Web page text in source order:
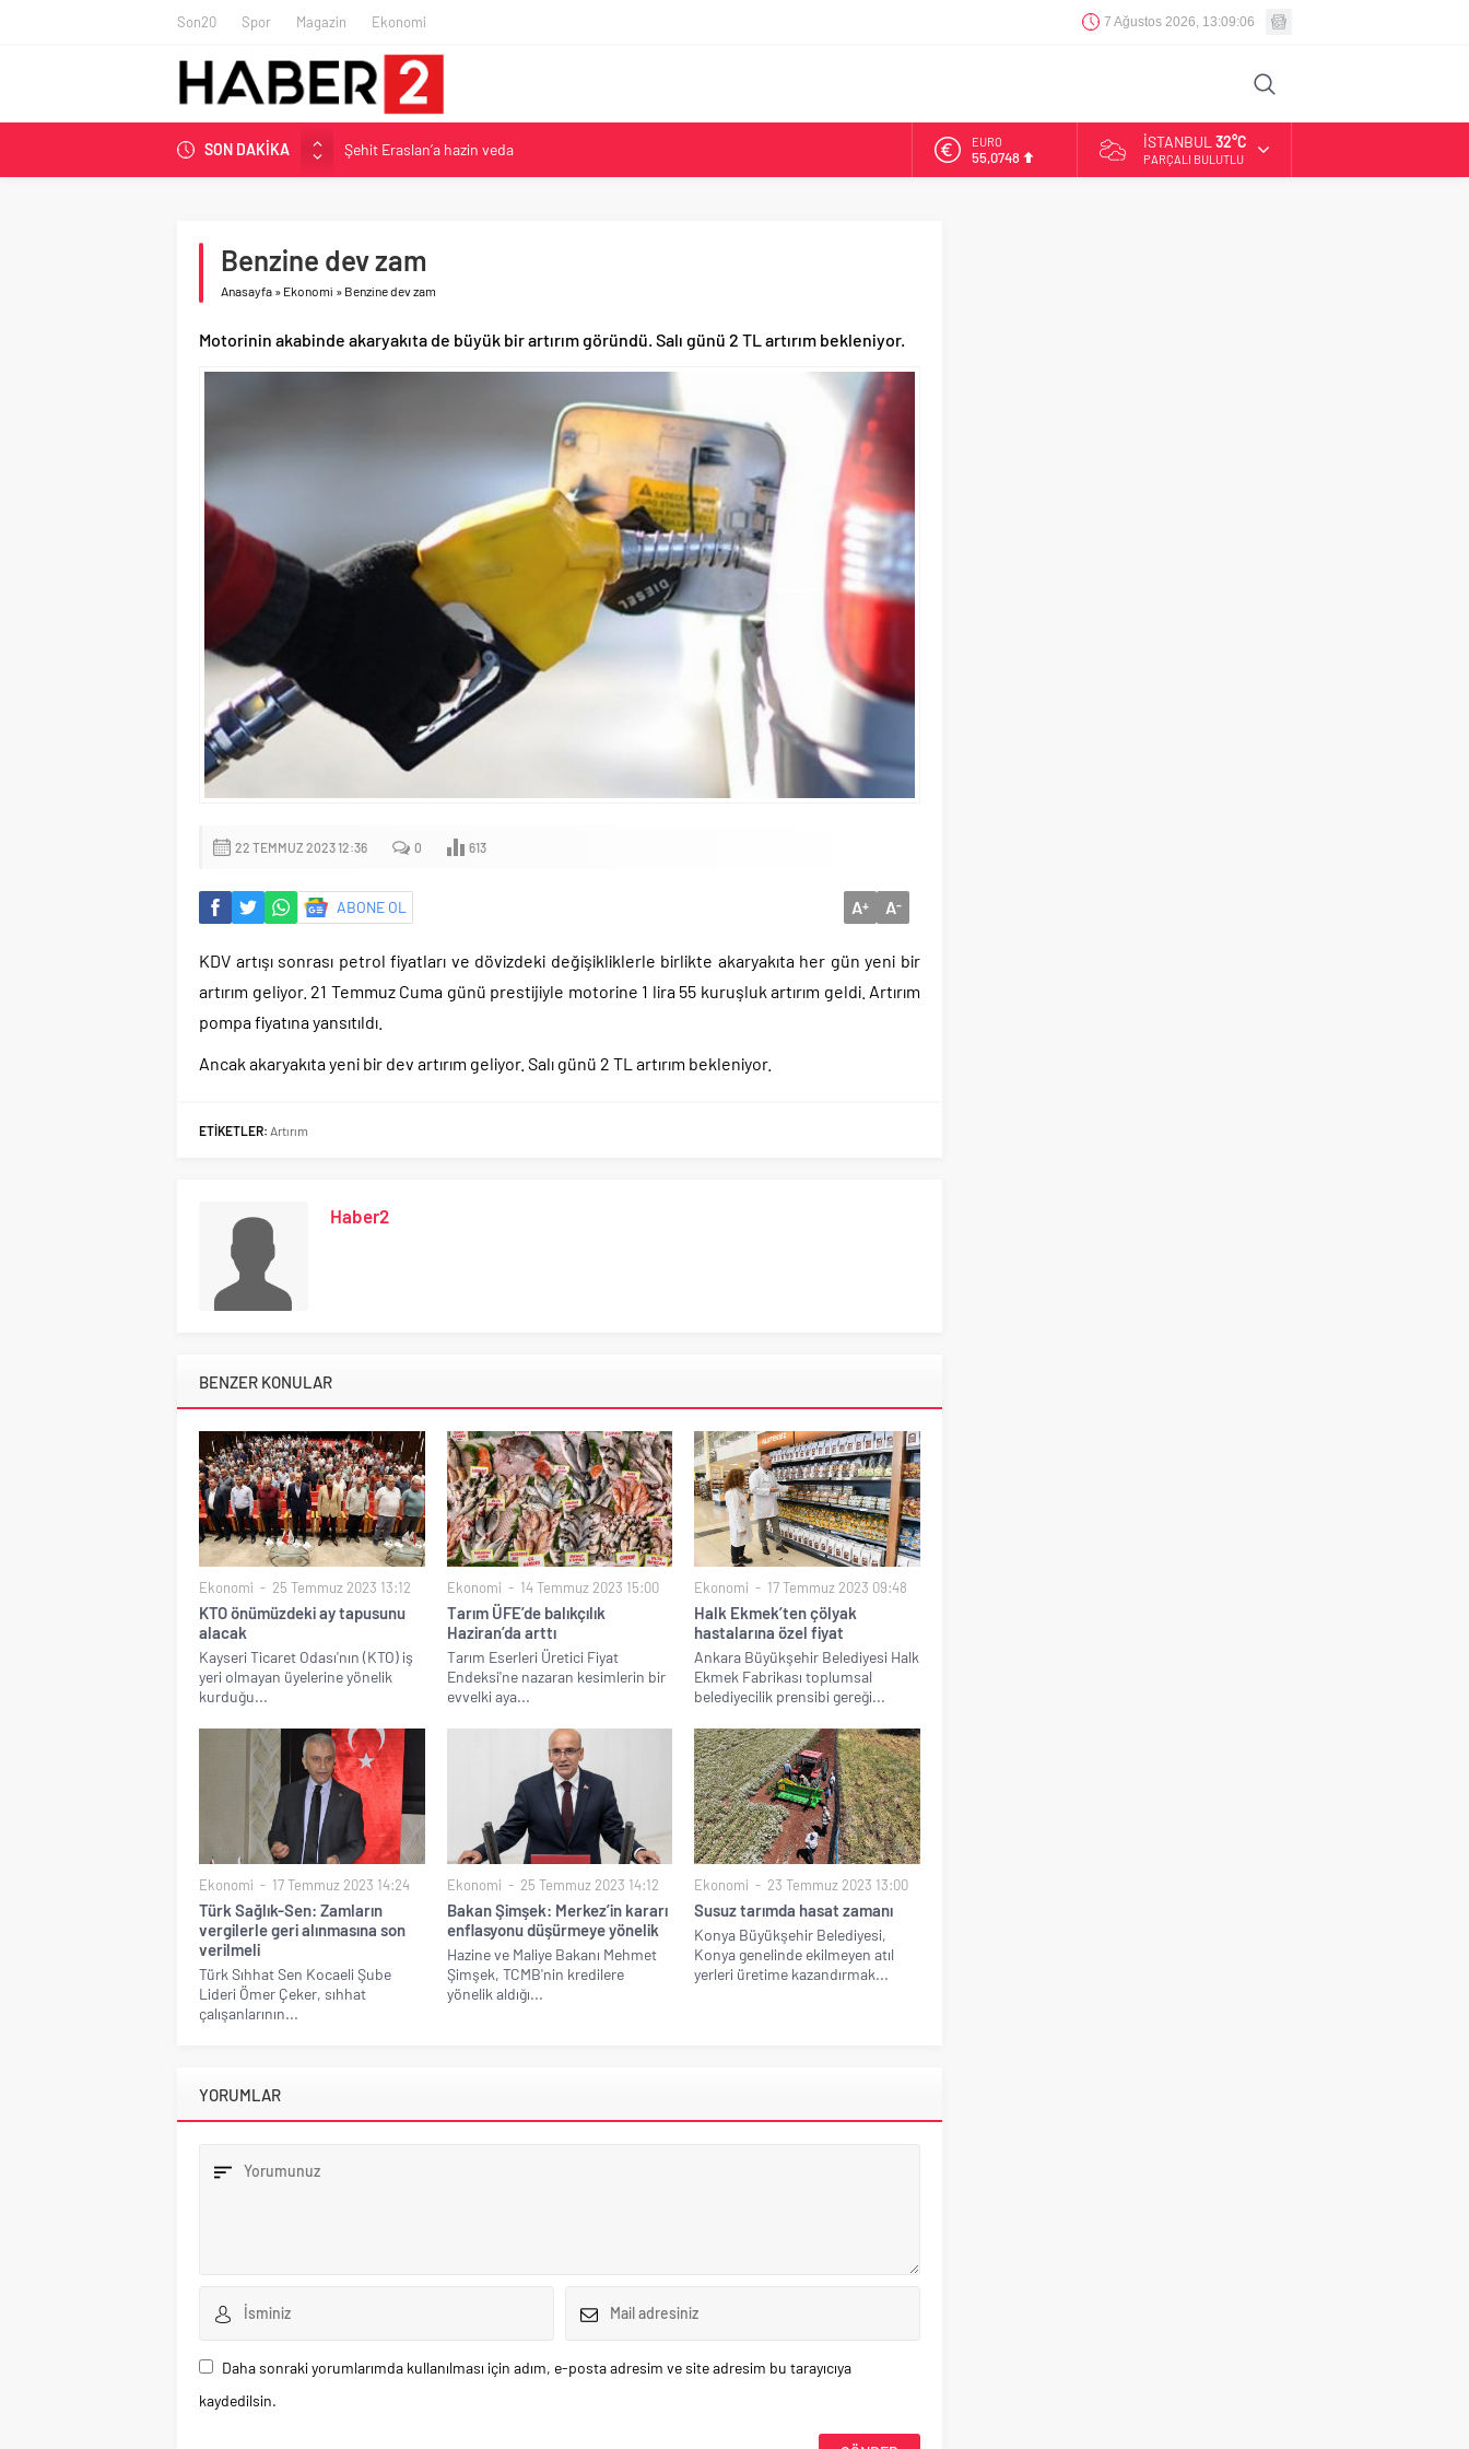
Son20 Spor Magazin Ekonomi 7 Ağustos 2026, 13:09:07
SON DAKİKA
Şehit Eraslan’a hazin veda
Toprak Razgatlıoğlu Çekya’da ikinci oldu
EURO
55,0748
İSTANBUL 32°C
PARÇALI BULUTLU
Benzine dev zam
Anasayfa » Ekonomi » Benzine dev zam
Motorinin akabinde akaryakıta de büyük bir artırım göründü. Salı günü 2 TL artırım bekleniyor.
22 TEMMUZ 2023 12:36 0 613
ABONE OL A+ A-
KDV artışı sonrası petrol fiyatları ve dövizdeki değişikliklerle birlikte akaryakıta her gün yeni bir
artırım geliyor. 21 Temmuz Cuma günü prestijiyle motorine 1 lira 55 kuruşluk artırım geldi. Artırım
pompa fiyatına yansıtıldı.
Ancak akaryakıta yeni bir dev artırım geliyor. Salı günü 2 TL artırım bekleniyor.
ETİKETLER: Artırım
Haber2
BENZER KONULAR
Ekonomi 25 Temmuz 2023 13:12
KTO önümüzdeki ay tapusunu
alacak
Kayseri Ticaret Odası'nın (KTO) iş
yeri olmayan üyelerine yönelik
kurduğu...
Ekonomi 14 Temmuz 2023 15:00
Tarım ÜFE’de balıkçılık
Haziran’da arttı
Tarım Eserleri Üretici Fiyat
Endeksi'ne nazaran kesimlerin bir
evvelki aya...
Ekonomi 17 Temmuz 2023 09:48
Halk Ekmek’ten çölyak
hastalarına özel fiyat
Ankara Büyükşehir Belediyesi Halk
Ekmek Fabrikası toplumsal
belediyecilik prensibi gereği...
Ekonomi 17 Temmuz 2023 14:24
Türk Sağlık-Sen: Zamların
vergilerle geri alınmasına son
verilmeli
Türk Sıhhat Sen Kocaeli Şube
Lideri Ömer Çeker, sıhhat
çalışanlarının...
Ekonomi 25 Temmuz 2023 14:12
Bakan Şimşek: Merkez’in kararı
enflasyonu düşürmeye yönelik
Hazine ve Maliye Bakanı Mehmet
Şimşek, TCMB'nin kredilere
yönelik aldığı...
Ekonomi 23 Temmuz 2023 13:00
Susuz tarımda hasat zamanı
Konya Büyükşehir Belediyesi,
Konya genelinde ekilmeyen atıl
yerleri üretime kazandırmak...
YORUMLAR
Daha sonraki yorumlarımda kullanılması için adım, e-posta adresim ve site adresim bu tarayıcıya
kaydedilsin.